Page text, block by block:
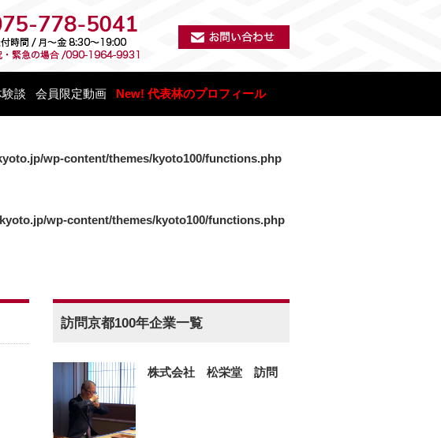
談 会員限定動画 New! 代表林のプロフィール
wp-content/themes/kyoto100/functions.php
wp-content/themes/kyoto100/functions.php
訪問京都100年企業一覧
株式会社 松栄堂 訪問